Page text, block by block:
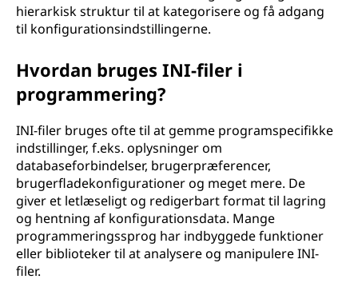
N
hierarkisk struktur til at kategorisere og få adgang
til konfigurationsindstillingerne.
Hvordan bruges INI-filer i
programmering?
INI-filer bruges ofte til at gemme programspecifikke
indstillinger, f.eks. oplysninger om
databaseforbindelser, brugerpræferencer,
brugerfladekonfigurationer og meget mere. De
giver et letlæseligt og redigerbart format til lagring
og hentning af konfigurationsdata. Mange
programmeringssprog har indbyggede funktioner
eller biblioteker til at analysere og manipulere INI-
filer.